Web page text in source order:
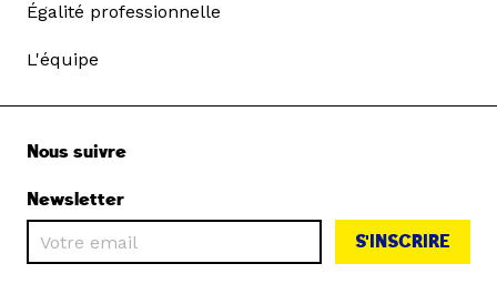
Égalité professionnelle
L'équipe
Nous suivre
Newsletter
S'INSCRIRE